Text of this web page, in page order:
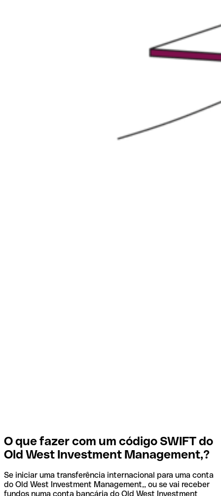
O que fazer com um código SWIFT do
Old West Investment Management,?
Se iniciar uma transferência internacional para uma conta
do Old West Investment Management,, ou se vai receber
fundos numa conta bancária do Old West Investment